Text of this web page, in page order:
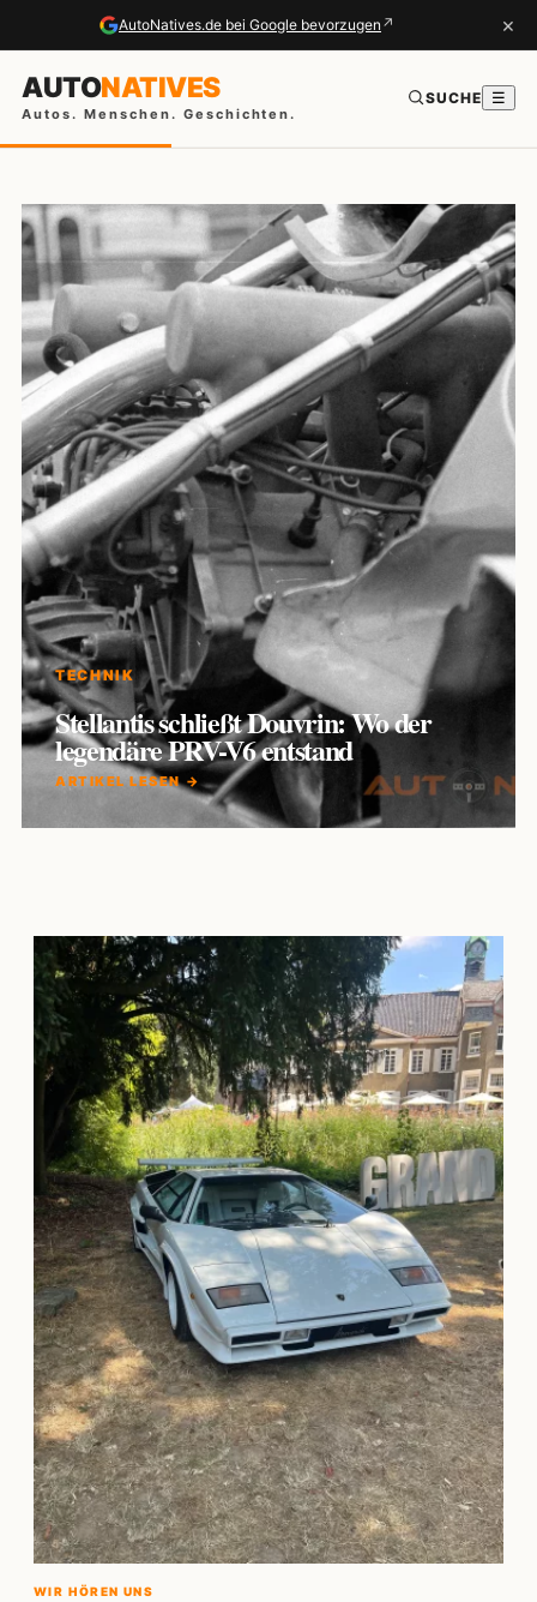
AutoNatives.de bei Google bevorzugen ↗ ×
AUTONATIVES
Autos. Menschen. Geschichten.
SUCHE ☰
TECHNIK
Stellantis schließt Douvrin: Wo der
legendäre PRV-V6 entstand
ARTIKEL LESEN →
WIR HÖREN UNS